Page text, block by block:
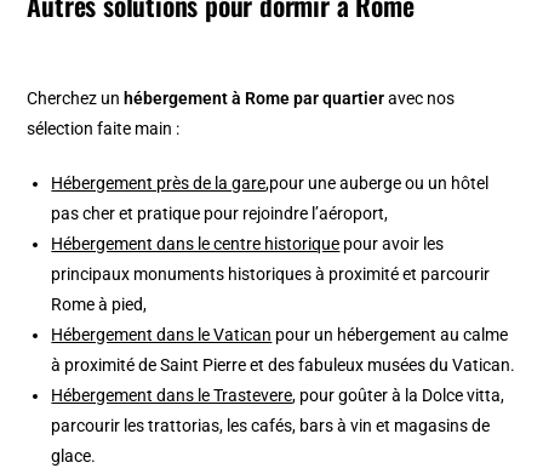
Cherchez un hébergement à Rome par quartieravec nos
sélection faite main :
Hébergement près de la gare,pour une auberge ou un hôtel
pas cher et pratique pour rejoindre l’aéroport,
Hébergement dans le centre historique pour avoir les
principaux monuments historiques à proximité et parcourir
Rome à pied,
Hébergement dans le Vatican pour un hébergement au calme
à proximité de Saint Pierre et des fabuleux musées du Vatican.
Hébergement dans le Trastevere, pour goûter à la Dolce vitta,
parcourir les trattorias, les cafés, bars à vin et magasins de
glace.